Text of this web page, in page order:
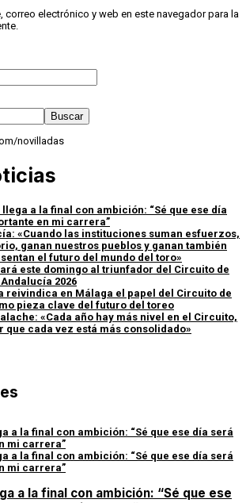
correo electrónico y web en este navegador para la
Buscar
novilladas
a la final con ambición: “Sé que ese día
en mi carrera”
«Cuando las instituciones suman esfuerzos,
ganan nuestros pueblos y ganan también
el futuro del mundo del toro»
este domingo al triunfador del Circuito de
2026
reivindica en Málaga el papel del Circuito de
pieza clave del futuro del toreo
«Cada año hay más nivel en el Circuito,
que cada vez está más consolidado»
a la final con ambición: “Sé que ese